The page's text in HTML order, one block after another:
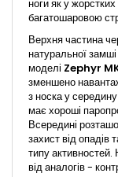
ноги як у
багатошаровою
Верхня частина
натуральної
моделі Zephyr
зменшено
з носка у
має хороші
Всередині
захист від опадів
типу
від аналогів -